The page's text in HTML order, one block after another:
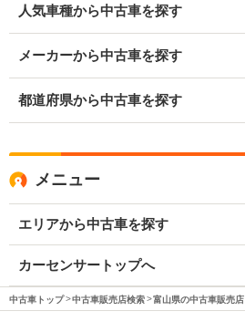
人気車種から中古車を探す
メーカーから中古車を探す
都道府県から中古車を探す
メニュー
エリアから中古車を探す
カーセンサートップへ
中古車トップ 中古車販売店検索 富山県の中古車販売店